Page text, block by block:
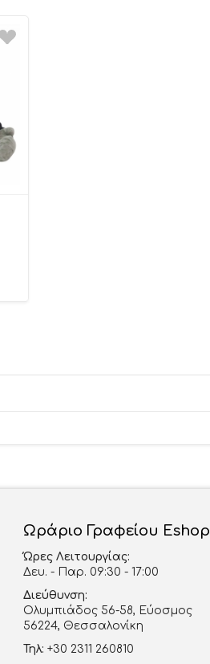
Ωράριο Γραφείου Eshop
Ώρες Λειτουργίας:
Δευ. - Παρ. 09:30 - 17:00
Διεύθυνση:
Ολυμπιάδος 56-58, Εύοσμος
56224, Θεσσαλονίκη
Τηλ: +30 2311 260810